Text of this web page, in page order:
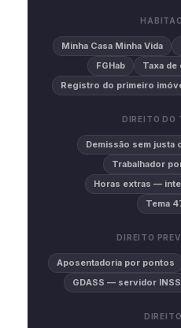
Minha Casa Minha Vida
FGHab
Taxa
Registro do primeiro
DIREITO DO
Demissão sem justa
Trabalhador
Horas extras —
Tema
DIREITO
Aposentadoria por pontos
GDASS — servidor INSS